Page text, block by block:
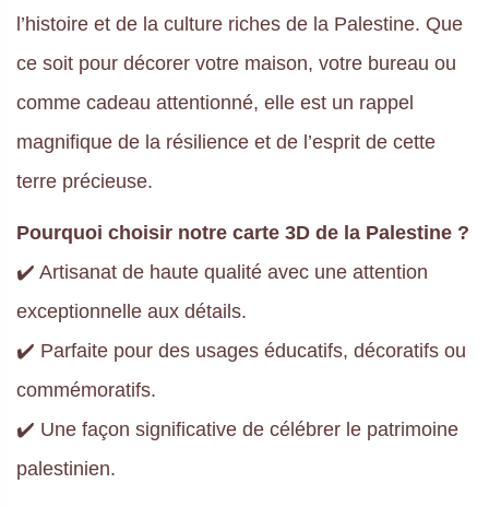
l’histoire et de la culture riches de la Palestine. Que
ce soit pour décorer votre maison, votre bureau ou
comme cadeau attentionné, elle est un rappel
magnifique de la résilience et de l’esprit de cette
terre précieuse.
Pourquoi choisir notre carte 3D de la Palestine ?
✔️ Artisanat de haute qualité avec une attention
exceptionnelle aux détails.
✔️ Parfaite pour des usages éducatifs, décoratifs ou
commémoratifs.
✔️ Une façon significative de célébrer le patrimoine
palestinien.